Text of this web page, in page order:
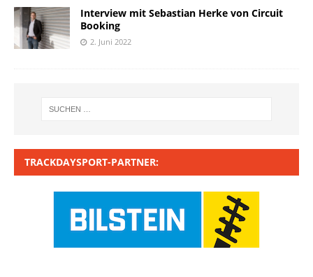
Interview mit Sebastian Herke von Circuit
Booking
2. Juni 2022
TRACKDAYSPORT-PARTNER: